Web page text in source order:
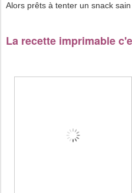
Alors prêts à tenter un snack
La recette imprimable